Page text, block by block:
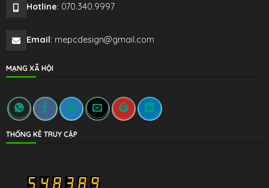
Hotline: 070.340.9997
Email: mepcdesign@gmail.com
MẠNG XÃ HỘI
THỐNG KÊ TRUY CẬP